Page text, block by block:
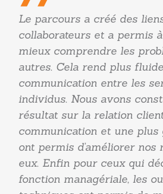
Le parcours a créé des
collaborateurs et a permis
mieux comprendre les
autres. Cela rend plus
communication entre les
individus. Nous avons
résultat sur la relation
communication et une plus
ont permis d’améliorer nos
eux. Enfin pour ceux qui
fonction managériale, les